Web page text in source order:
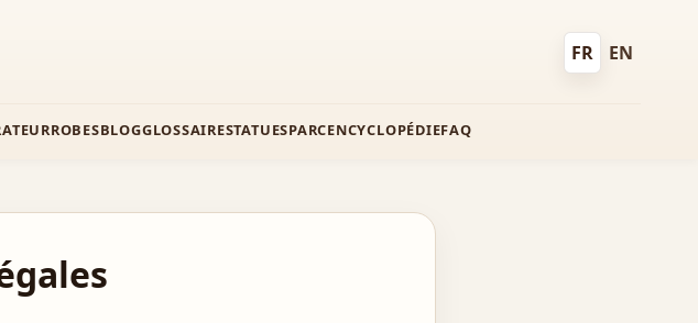
FR
Français
EN
English
ROBESBLOGGLOSSAIRESTATUESPARCENCYCLOPÉDIEFAQ